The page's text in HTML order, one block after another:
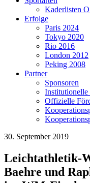
Kaderlisten
Erfolge
Paris 2024
Tokyo 2020
Rio 2016
London 2012
Peking 2008
Partner
Sponsoren
Institutionelle
Offizielle
30. September 2019
Leichtathletik-
Baehre und